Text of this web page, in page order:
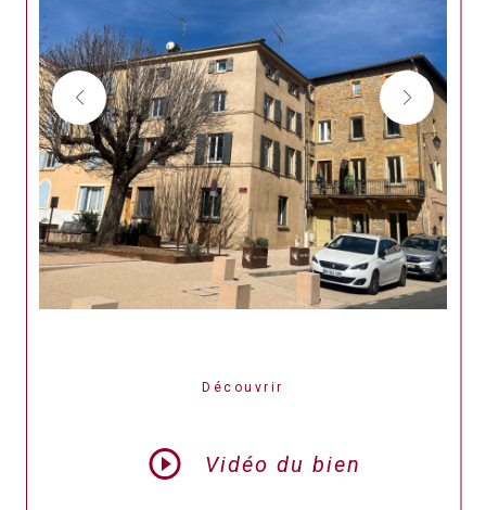
Découvrir
Vidéo du bien